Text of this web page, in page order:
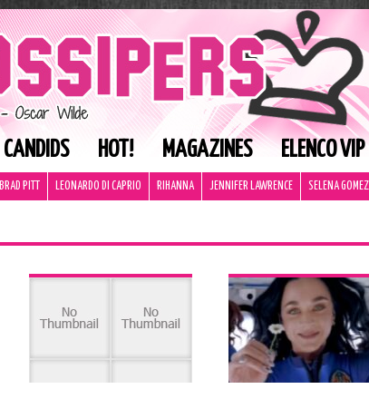
CANDIDS HOT! MAGAZINES ELENCO VIP
BRAD PITT LEONARDO DI CAPRIO RIHANNA JENNIFER LAWRENCE SELENA GOMEZ